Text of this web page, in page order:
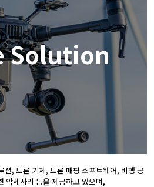
Solution
션, 드론 기체, 드론 매핑 소프트웨어, 비행 공
악세사리 등을 제공하고 있으며,